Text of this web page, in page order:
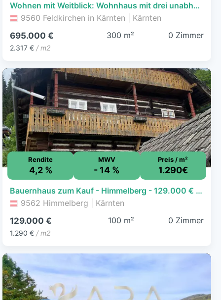
Wohnen mit Weitblick: Wohnhaus mit drei unabhängigen Wohnungen nahe dem Ossiacher See
9560 Feldkirchen in Kärnten | Kärnten
695.000 €
2.317 € / m2
300 m² 0 Zimmer
Rendite
4,2 %
MWV
- 14 %
Preis / m²
1.290€
Bauernhaus zum Kauf - Himmelberg - 129.000 € - 100 m², 563 m² Grundstück
9562 Himmelberg | Kärnten
129.000 €
1.290 € / m2
100 m² 0 Zimmer